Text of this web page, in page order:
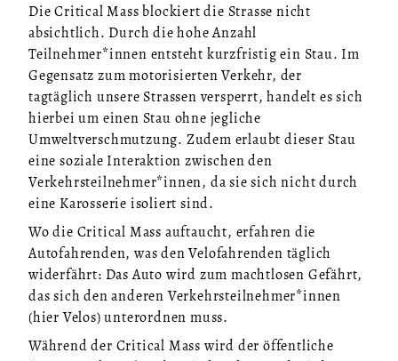
Die Critical Mass blockiert die Strasse nicht
absichtlich. Durch die hohe Anzahl
Teilnehmer*innen entsteht kurzfristig ein Stau. Im
Gegensatz zum motorisierten Verkehr, der
tagtäglich unsere Strassen versperrt, handelt es sich
hierbei um einen Stau ohne jegliche
Umweltverschmutzung. Zudem erlaubt dieser Stau
eine soziale Interaktion zwischen den
Verkehrsteilnehmer*innen, da sie sich nicht durch
eine Karosserie isoliert sind.
Wo die Critical Mass auftaucht, erfahren die
Autofahrenden, was den Velofahrenden täglich
widerfährt: Das Auto wird zum machtlosen Gefährt,
das sich den anderen Verkehrsteilnehmer*innen
(hier Velos) unterordnen muss.
Während der Critical Mass wird der öffentliche